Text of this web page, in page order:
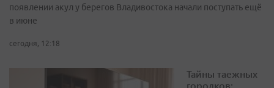
появлении акул у берегов Владивостока начали поступать ещё
в июне
сегодня, 12:18
Тайны таежных